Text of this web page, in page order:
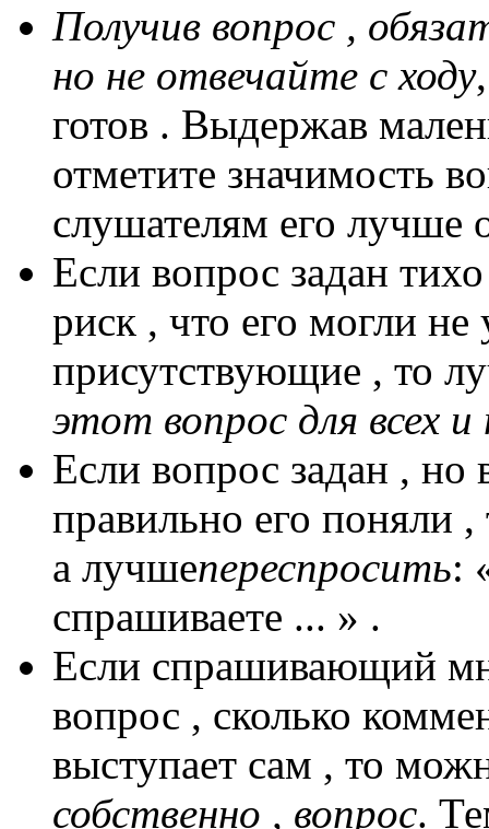
Получив вопрос ,
но не отвечайте с ходу
готов . Выдержав
отметите значимость
слушателям его лучше
Если вопрос задан
риск , что его могли
присутствующие , то
этот вопрос для всех
Если вопрос задан ,
правильно его поняли ,
а лучшепереспросить:
спрашиваете ... » .
Если спрашивающий
вопрос , сколько
выступает сам , то
собственно , вопрос.